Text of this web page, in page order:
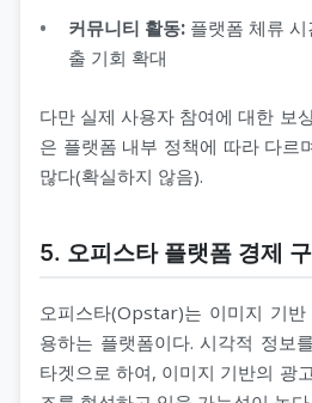
커뮤니티 활동: 플랫폼 체류
출 기회 확대
다만 실제 사용자 참여에 대한 보
은 플랫폼 내부 정책에 따라 다르
많다(확실하지 않음).
5. 오피스타 플랫폼 경제
오피스타(Opstar)는 이미지 기
용하는 플랫폼이다. 시각적 정보
타겟으로 하여, 이미지 기반의 광